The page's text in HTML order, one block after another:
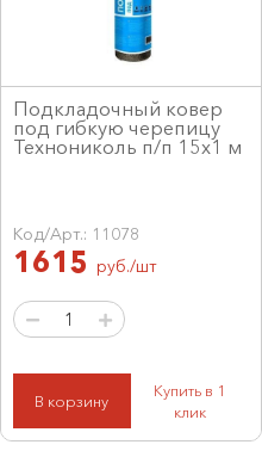
Подкладочный ковер
под гибкую черепицу
Технониколь п/п 15х1 м
Код/Арт.: 11078
1615 руб./шт
В корзину
Купить в 1
клик